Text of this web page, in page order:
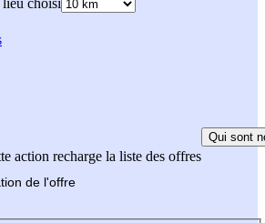
choisi
action recharge la liste des offres
Qui sont
de l'offre